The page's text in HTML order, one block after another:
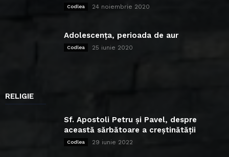
Codlea 24 noiembrie 2020
Adolescența, perioada de aur
Codlea 25 iunie 2020
RELIGIE
Sf. Apostoli Petru și Pavel, despre
această sărbătoare a creștinătății
Codlea 29 iunie 2022